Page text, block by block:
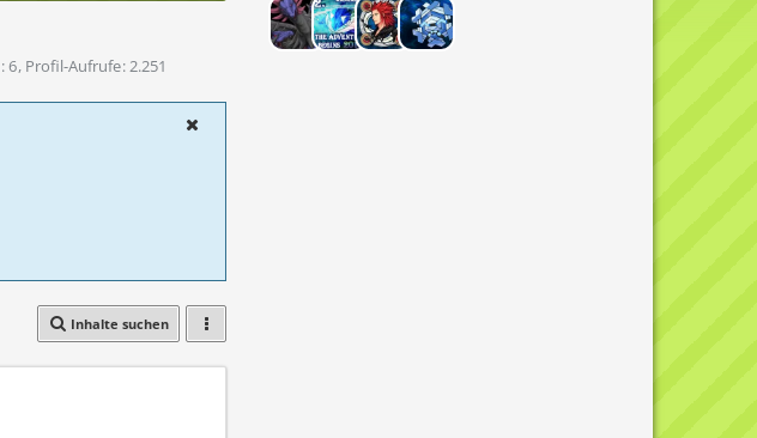
6 Profil-Aufrufe 2.251
Inhalte suchen